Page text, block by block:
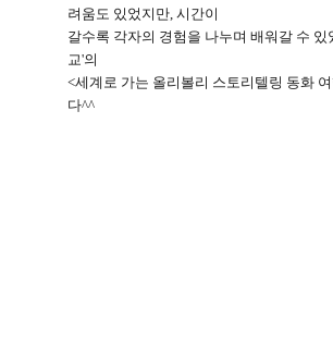
려움도 있었지만 ,시간이
갈수록 각자의 경험을 나누며 배워갈 수 있
교'의
<세계로 가는 올리볼리 스토리텔링 동화
다^^